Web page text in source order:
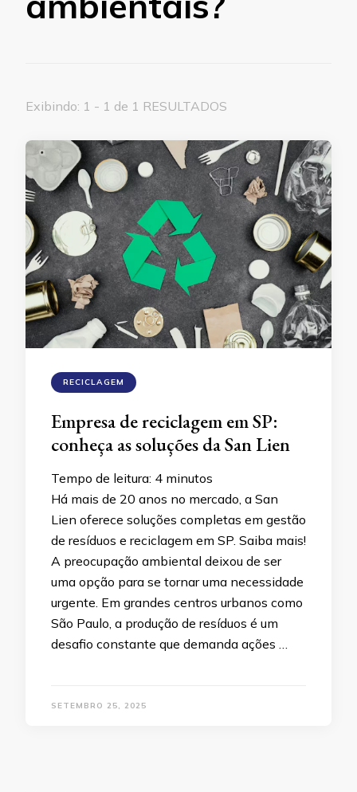
Exibindo: 1 - 1 de 1 RESULTADOS
RECICLAGEM
Empresa de reciclagem em SP:
conheça as soluções da San Lien
Tempo de leitura: 4 minutos
Há mais de 20 anos no mercado, a San
Lien oferece soluções completas em gestão
de resíduos e reciclagem em SP. Saiba mais!
A preocupação ambiental deixou de ser
uma opção para se tornar uma necessidade
urgente. Em grandes centros urbanos como
São Paulo, a produção de resíduos é um
desafio constante que demanda ações …
SETEMBRO 25, 2025